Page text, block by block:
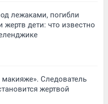
лежаками, погибли
жертв дети: что известно
Следователь
жертвой